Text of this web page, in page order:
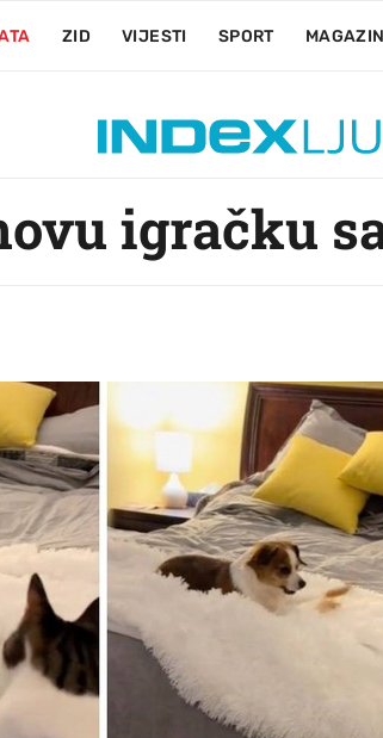
ZID VIJESTI SPORT MAGAZIN
igračku